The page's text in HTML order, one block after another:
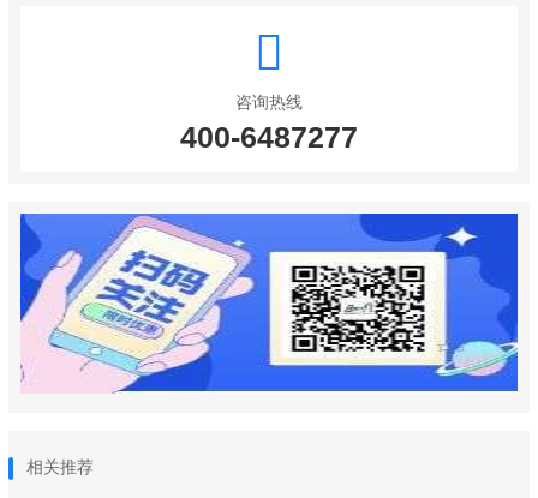
咨询热线
400-6487277
相关推荐